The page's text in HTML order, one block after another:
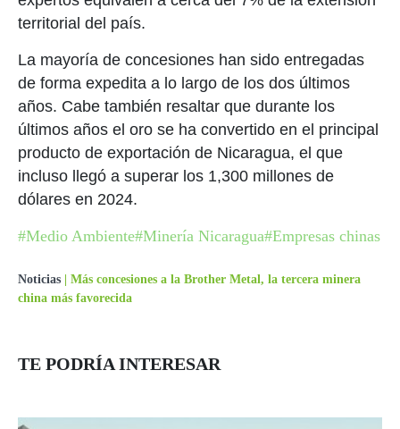
territorial del país.
La mayoría de concesiones han sido entregadas
de forma expedita a lo largo de los dos últimos
años. Cabe también resaltar que durante los
últimos años el oro se ha convertido en el principal
producto de exportación de Nicaragua, el que
incluso llegó a superar los 1,300 millones de
dólares en 2024.
#Medio Ambiente#Minería Nicaragua#Empresas chinas
Noticias
Más concesiones a la Brother Metal, la tercera minera
china más favorecida
TE PODRÍA INTERESAR